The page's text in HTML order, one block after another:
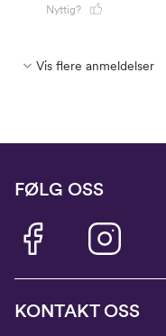
Nyttig?
Vis flere anmeldelser
FØLG OSS
KONTAKT OSS